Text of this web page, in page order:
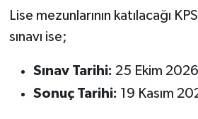
Lise mezunlarının katılacağı
sınavı ise;
Sınav Tarihi: 25 Ekim 2026
Sonuç Tarihi: 19 Kasım